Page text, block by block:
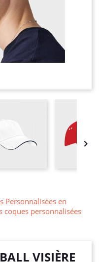

Personnalisées en
coques personnalisées
VISIÈRE